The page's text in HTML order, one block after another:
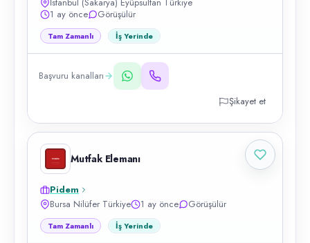
1 ay önce
Görüşülür
Tam Zamanlı İş Yerinde
Başvuru kanalları
Şikayet et
Mutfak Elemanı
Pidem
Bursa Nilüfer Türkiye
1 ay önce Görüşülür
Tam Zamanlı İş Yerinde